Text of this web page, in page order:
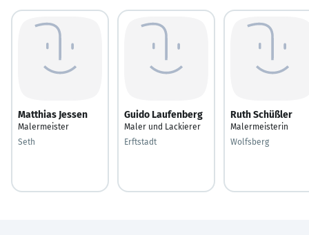
Matthias Jessen
Malermeister
Seth
Guido Laufenberg
Maler und Lackierer
Erftstadt
Ruth Schüßler
Malermeisterin
Wolfsberg